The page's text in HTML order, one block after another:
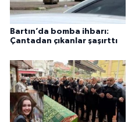
Bartın’da bomba ihbarı:
Çantadan çıkanlar şaşırttı